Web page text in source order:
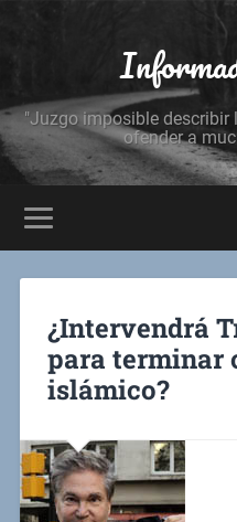
"Juzgo imposible describir
ofender a
¿Intervendrá
para terminar
islámico?